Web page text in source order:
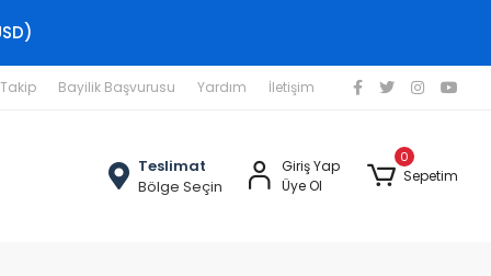
Bayilik Başvurusu Yardım İletişim
Teslimat
Bölge Seçin
Giriş Yap
Üye Ol
0
Sepetim